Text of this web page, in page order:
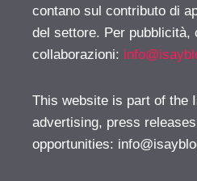
contano sul contributo di
del settore. Per pubblicità,
collaborazioni:
This website is part of the
advertising, press
opportunities: